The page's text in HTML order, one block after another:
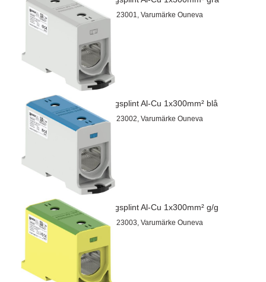
Artnr 26123001, Varumärke Ouneva
Kopplingsplint Al-Cu 1x300mm² blå
Artnr 26123002, Varumärke Ouneva
Kopplingsplint Al-Cu 1x300mm² g/g
Artnr 26123003, Varumärke Ouneva